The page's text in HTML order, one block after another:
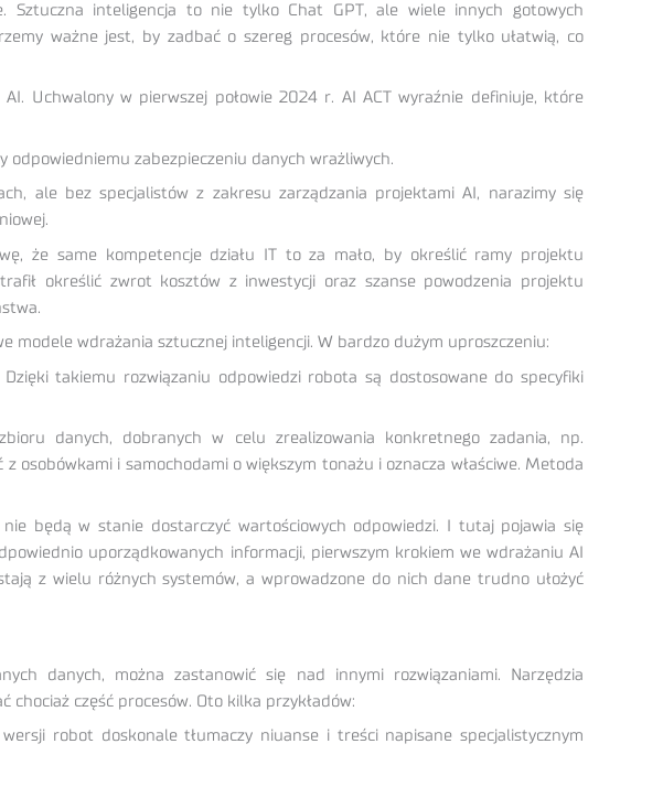
Sztuczna inteligencja to nie tylko Chat GPT, ale wiele innych gotowych
ważne jest, by zadbać o szereg procesów, które nie tylko ułatwią, co
Uchwalony w pierwszej połowie 2024 r. AI ACT wyraźnie definiuje, które
odpowiedniemu zabezpieczeniu danych wrażliwych.
ale bez specjalistów z zakresu zarządzania projektami AI, narazimy się
że same kompetencje działu IT to za mało, by określić ramy projektu
określić zwrot kosztów z inwestycji oraz szanse powodzenia projektu
modele wdrażania sztucznej inteligencji. W bardzo dużym uproszczeniu:
takiemu rozwiązaniu odpowiedzi robota są dostosowane do specyfiki
danych, dobranych w celu zrealizowania konkretnego zadania, np.
osobówkami i samochodami o większym tonażu i oznacza właściwe. Metoda
będą w stanie dostarczyć wartościowych odpowiedzi. I tutaj pojawia się
uporządkowanych informacji, pierwszym krokiem we wdrażaniu AI
z wielu różnych systemów, a wprowadzone do nich dane trudno ułożyć
danych, można zastanowić się nad innymi rozwiązaniami. Narzędzia
część procesów. Oto kilka przykładów:
robot doskonale tłumaczy niuanse i treści napisane specjalistycznym